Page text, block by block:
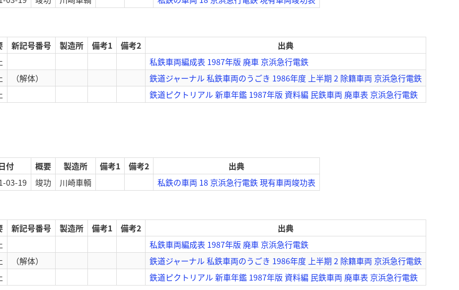
新記号番号 製造所 備考1 備考2
出典
私鉄車両編成表 1987年版 廃車 京浜急行電鉄
（解体）
鉄道ジャーナル 私鉄車両のうごき 1986年度 上半期 2 除籍車両 京浜急行電鉄
鉄道ピクトリアル 新車年鑑 1987年版 資料編 民鉄車両 廃車表 京浜急行電鉄
付 概要 製造所 備考1 備考2
出典
03-19
竣功 川崎車輌 私鉄の車両 18 京浜急行電鉄 現有車両竣功表
新記号番号 製造所 備考1 備考2
出典
私鉄車両編成表 1987年版 廃車 京浜急行電鉄
（解体）
鉄道ジャーナル 私鉄車両のうごき 1986年度 上半期 2 除籍車両 京浜急行電鉄
鉄道ピクトリアル 新車年鑑 1987年版 資料編 民鉄車両 廃車表 京浜急行電鉄